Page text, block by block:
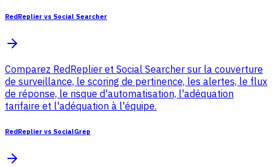
RedReplier vs Social Searcher
Comparez RedReplier et Social Searcher sur la couverture
de surveillance, le scoring de pertinence, les alertes, le flux
de réponse, le risque d'automatisation, l'adéquation
tarifaire et l'adéquation à l'équipe.
RedReplier vs SocialGrep